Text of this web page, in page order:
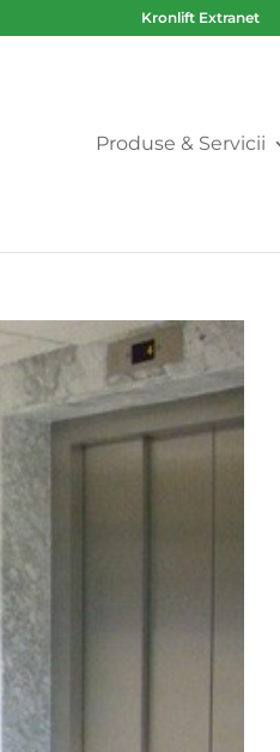
Kronlift Extranet
Produse & Servicii